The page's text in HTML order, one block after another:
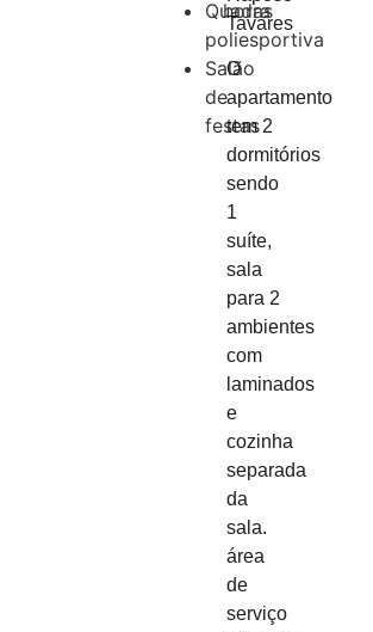
Quadra
poliesportiva
Salão
de
festas
horas
Tavares
O
apartamento
tem 2
dormitórios
sendo
1
suíte,
sala
para 2
ambientes
com
laminados
e
cozinha
separada
da
sala.
área
de
serviço